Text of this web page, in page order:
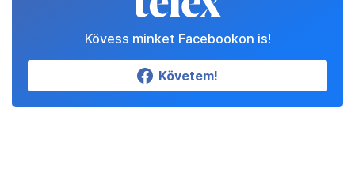
Kövess minket Facebookon is!
Követem!